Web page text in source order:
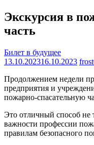
Экскурсия в
часть
Билет в будущее
13.10.202316.10.2023 frost
Продолжением недели
предприятия и
пожарно-спасательную
Это отличный способ не
важности профессии
правилам безопасного